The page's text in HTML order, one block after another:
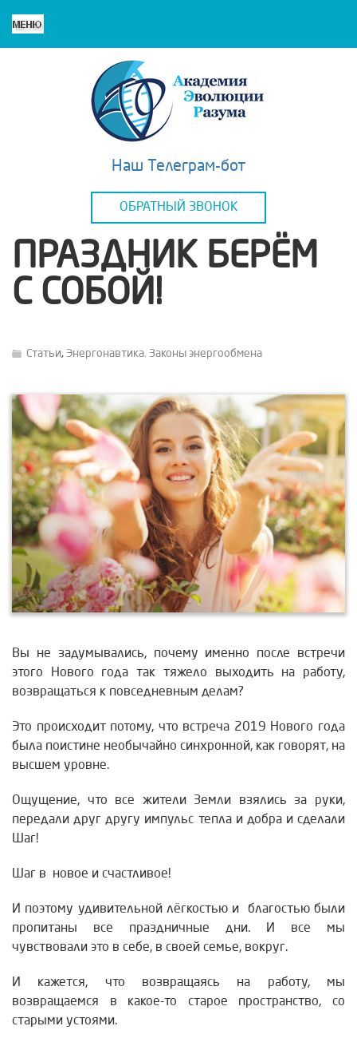
Наш Телеграм-бот
ОБРАТНЫЙ ЗВОНОК
ПРАЗДНИК БЕРЁМ
С СОБОЙ!
Статьи, Энергонавтика. Законы энергообмена
Вы не задумывались, почему именно после встречи
этого Нового года так тяжело выходить на работу,
возвращаться к повседневным делам?
Это происходит потому, что встреча 2019 Нового года
была поистине необычайно синхронной, как говорят, на
высшем уровне.
Ощущение, что все жители Земли взялись за руки,
передали друг другу импульс тепла и добра и сделали
Шаг!
Шаг в новое и счастливое!
И поэтому удивительной лёгкостью и благостью были
пропитаны все праздничные дни. И все мы
чувствовали это в себе, в своей семье, вокруг.
И кажется, что возвращаясь на работу, мы
возвращаемся в какое-то старое пространство, со
старыми устоями.